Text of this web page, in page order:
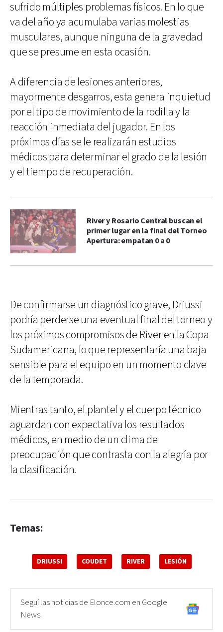
sufrido múltiples problemas físicos. En lo que
va del año ya acumulaba varias molestias
musculares, aunque ninguna de la gravedad
que se presume en esta ocasión.
A diferencia de lesiones anteriores,
mayormente desgarros, esta genera inquietud
por el tipo de movimiento de la rodilla y la
reacción inmediata del jugador. En los
próximos días se le realizarán estudios
médicos para determinar el grado de la lesión
y el tiempo de recuperación.
River y Rosario Central buscan el
primer lugar en la final del Torneo
Apertura: empatan 0 a 0
De confirmarse un diagnóstico grave, Driussi
podría perderse una eventual final del torneo y
los próximos compromisos de River en la Copa
Sudamericana, lo que representaría una baja
sensible para el equipo en un momento clave
de la temporada.
Mientras tanto, el plantel y el cuerpo técnico
aguardan con expectativa los resultados
médicos, en medio de un clima de
preocupación que contrasta con la alegría por
la clasificación.
Temas:
DRIUSSI COUDET RIVER LESIÓN
Seguí las noticias de Elonce.com en Google
News